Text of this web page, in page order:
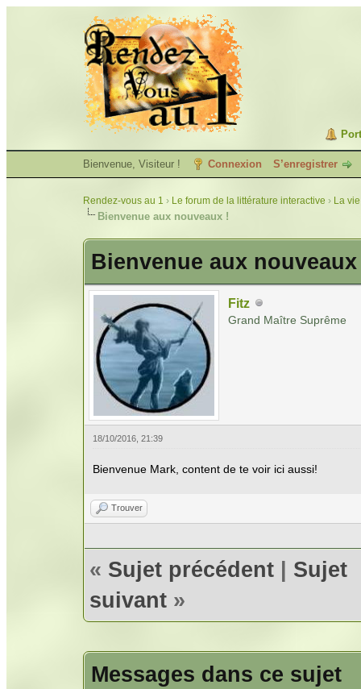
Bienvenue, Visiteur ! Connexion S’enregistrer
Rendez-vous au 1 › Le forum de la littérature interactive › La
Bienvenue aux nouveaux !
Bienvenue aux
Fitz
Grand Maître Suprême
18/10/2016, 21:39
Bienvenue Mark, content de te voir ici aussi!
Trouver
« Sujet précédent | Sujet
suivant »
Messages dans ce sujet